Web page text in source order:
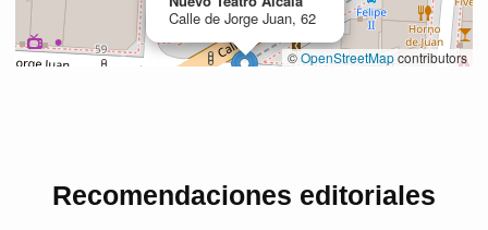
Recomendaciones editoriales